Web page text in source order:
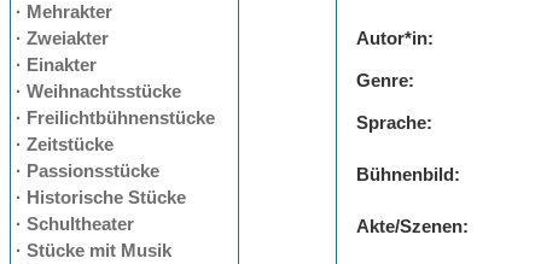
· Mehrakter
· Zweiakter
· Einakter
· Weihnachtsstücke
· Freilichtbühnenstücke
· Zeitstücke
· Passionsstücke
· Historische Stücke
· Schultheater
· Stücke mit Musik
Autor*in:
Genre:
Sprache:
Bühnenbild:
Akte/Szenen: